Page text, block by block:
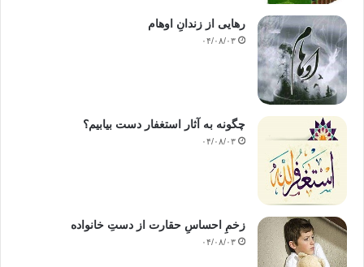
رهایی از زندانِ اوهام
۰۴/۰۸/۰۳
چگونه به آثار استغفار دست بیابیم؟
۰۴/۰۸/۰۳
زخمِ احساسِ حقارت از دستِ خانواده
۰۴/۰۸/۰۳